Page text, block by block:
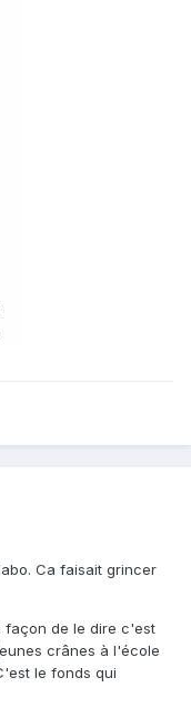
Ca faisait grincer
façon de le dire c'est
crânes à l'école
le fonds qui